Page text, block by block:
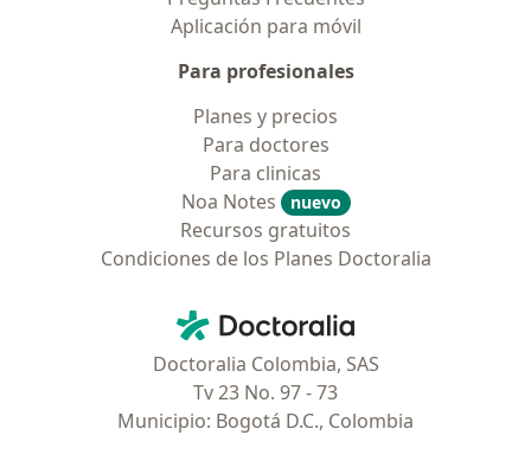
Aplicación para móvil
Para profesionales
Planes y precios
Para doctores
Para clinicas
Noa Notes
nuevo
Recursos gratuitos
Condiciones de los Planes Doctoralia
Doctoralia - Página de inicio
Doctoralia Colombia, SAS
Tv 23 No. 97 - 73
Municipio: Bogotá D.C., Colombia